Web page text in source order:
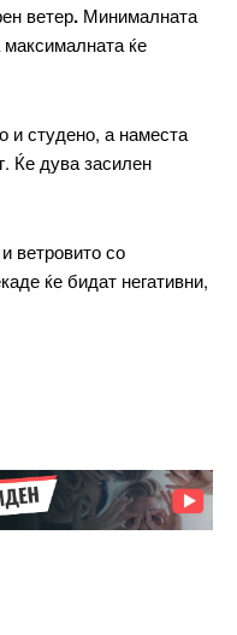
ветер. Минималната
ќе
и студено, а наместа
Ќе дува засилен
ветровито со
ќе бидат негативни,